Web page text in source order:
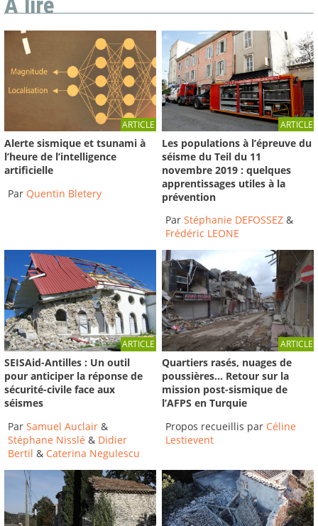
A lire
ARTICLE
Alerte sismique et tsunami à
l’heure de l’intelligence
artificielle
Par Quentin Bletery
ARTICLE
Les populations à l’épreuve du
séisme du Teil du 11
novembre 2019 : quelques
apprentissages utiles à la
prévention
ParStéphanie DEFOSSEZ &
Frédéric LEONE
ARTICLE
SEISAid-Antilles : Un outil
pour anticiper la réponse de
sécurité-civile face aux
séismes
Par Samuel Auclair &
Stéphane Nisslé & Didier
Bertil & Caterina Negulescu
ARTICLE
Quartiers rasés, nuages de
poussières… Retour sur la
mission post-sismique de
l’AFPS en Turquie
Propos recueillis par Céline
Lestievent